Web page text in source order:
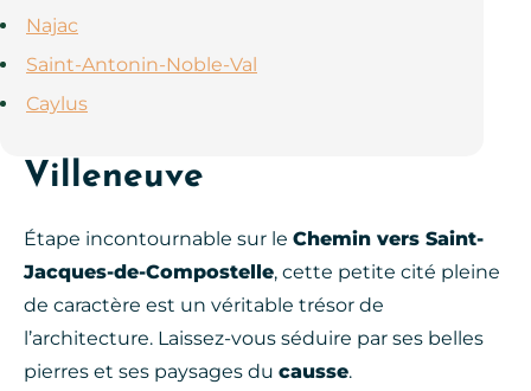
Najac
Saint-Antonin-Noble-Val
Caylus
Villeneuve
Étape incontournable sur le Chemin vers Saint-
Jacques-de-Compostelle, cette petite cité pleine
de caractère est un véritable trésor de
l’architecture. Laissez-vous séduire par ses belles
pierres et ses paysages du causse.